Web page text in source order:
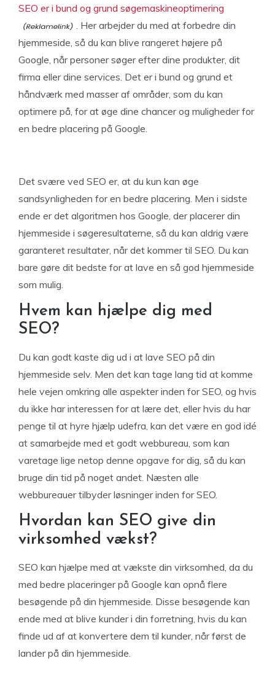
SEO er i bund og grund søgemaskineoptimering
. Her arbejder du med at forbedre din
hjemmeside, så du kan blive rangeret højere på
Google, når personer søger efter dine produkter, dit
firma eller dine services. Det er i bund og grund et
håndværk med masser af områder, som du kan
optimere på, for at øge dine chancer og muligheder for
en bedre placering på Google.
Det svære ved SEO er, at du kun kan øge
sandsynligheden for en bedre placering. Men i sidste
ende er det algoritmen hos Google, der placerer din
hjemmeside i søgeresultaterne, så du kan aldrig være
garanteret resultater, når det kommer til SEO. Du kan
bare gøre dit bedste for at lave en så god hjemmeside
som mulig.
Hvem kan hjælpe dig med
SEO?
Du kan godt kaste dig ud i at lave SEO på din
hjemmeside selv. Men det kan tage lang tid at komme
hele vejen omkring alle aspekter inden for SEO, og hvis
du ikke har interessen for at lære det, eller hvis du har
penge til at hyre hjælp udefra, kan det være en god idé
at samarbejde med et godt webbureau, som kan
varetage lige netop denne opgave for dig, så du kan
bruge din tid på noget andet. Næsten alle
webbureauer tilbyder løsninger inden for SEO.
Hvordan kan SEO give din
virksomhed vækst?
SEO kan hjælpe med at vækste din virksomhed, da du
med bedre placeringer på Google kan opnå flere
besøgende på din hjemmeside. Disse besøgende kan
ende med at blive kunder i din forretning, hvis du kan
finde ud af at konvertere dem til kunder, når først de
lander på din hjemmeside.